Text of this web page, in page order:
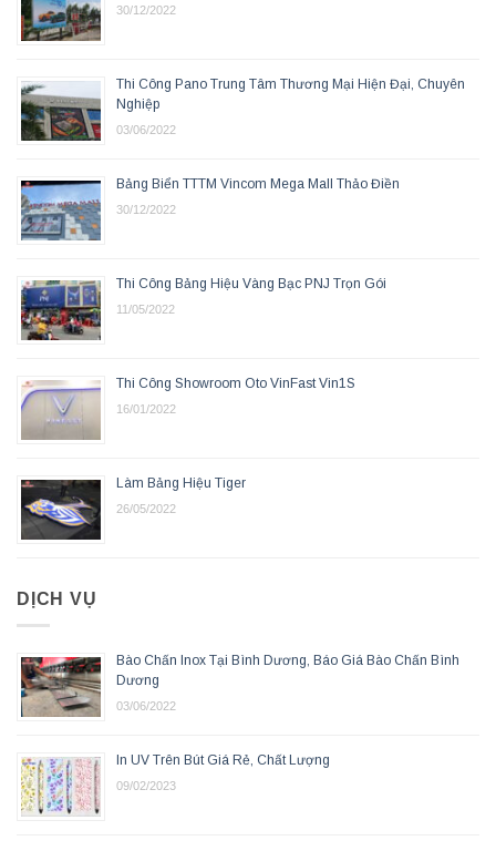
30/12/2022
Thi Công Pano Trung Tâm Thương Mại Hiện Đại, Chuyên
Nghiệp
03/06/2022
Bảng Biển TTTM Vincom Mega Mall Thảo Điền
30/12/2022
Thi Công Bảng Hiệu Vàng Bạc PNJ Trọn Gói
11/05/2022
Thi Công Showroom Oto VinFast Vin1S
16/01/2022
Làm Bảng Hiệu Tiger
26/05/2022
DỊCH VỤ
Bào Chấn Inox Tại Bình Dương, Báo Giá Bào Chấn Bình
Dương
03/06/2022
In UV Trên Bút Giá Rẻ, Chất Lượng
09/02/2023